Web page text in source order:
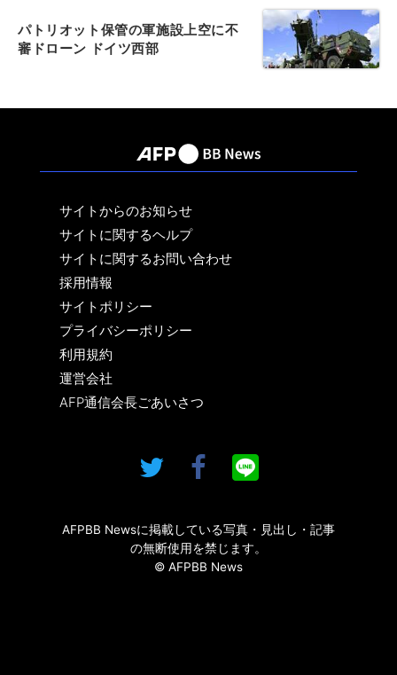
パトリオット保管の軍施設上空に不
審ドローン ドイツ西部
サイトからのお知らせ
サイトに関するヘルプ
サイトに関するお問い合わせ
採用情報
サイトポリシー
プライバシーポリシー
利用規約
運営会社
AFP通信会長ごあいさつ
AFPBB Newsに掲載している写真・見出し・記事
の無断使用を禁じます。
© AFPBB News